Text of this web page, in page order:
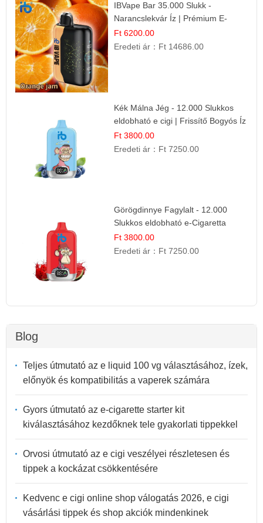
IBVape Bar 35.000 Slukk -
Narancslekvár Íz | Prémium E-
cigaretta
Ft 6200.00
Eredeti ár： Ft 14686.00
Kék Málna Jég - 12.000 Slukkos
eldobható e cigi | Frissítő Bogyós Íz
Ft 3800.00
Eredeti ár： Ft 7250.00
Görögdinnye Fagylalt - 12.000
Slukkos eldobható e-Cigaretta
Ft 3800.00
Eredeti ár： Ft 7250.00
Blog
Teljes útmutató az e liquid 100 vg választásához, ízek,
előnyök és kompatibilitás a vaperek számára
Gyors útmutató az e-cigarette starter kit
kiválasztásához kezdőknek tele gyakorlati tippekkel
Orvosi útmutató az e cigi veszélyei részletesen és
tippek a kockázat csökkentésére
Kedvenc e cigi online shop válogatás 2026, e cigi
vásárlási tippek és shop akciók mindenkinek